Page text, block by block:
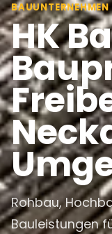
HK
Rohbau,
Bauleistungen